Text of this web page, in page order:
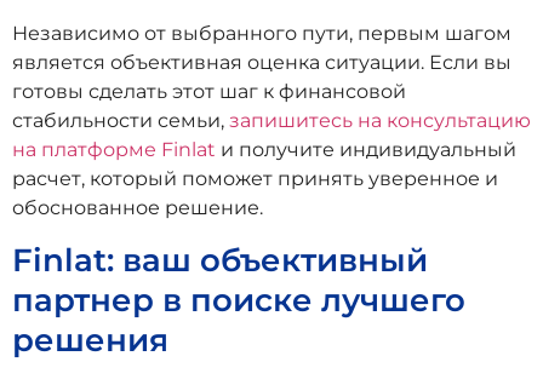
Независимо от выбранного пути, первым шагом
является объективная оценка ситуации. Если вы
готовы сделать этот шаг к финансовой
стабильности семьи, запишитесь на консультацию
на платформе Finlat и получите индивидуальный
расчет, который поможет принять уверенное и
обоснованное решение.
Finlat: ваш объективный
партнер в поиске лучшего
решения